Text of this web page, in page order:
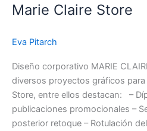
Marie Claire Store
Eva Pitarch
Diseño corporativo MARIE
diversos proyectos gráficos para
Store, entre ellos destacan: –
publicaciones promocionales –
posterior retoque – Rotulación